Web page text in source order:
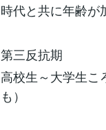
時代と共に年齢が
第三反抗期
高校生～大学生こ
も）